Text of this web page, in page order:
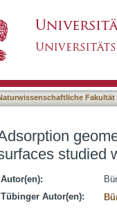
Fakultät
studied
Autor(en):
Tübinger Autor(en):